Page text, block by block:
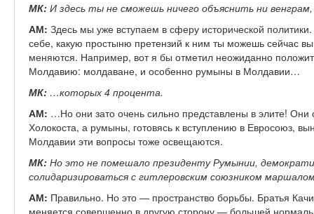
МК: И здесь ты не сможешь ничего объяснить ни
АМ: Здесь мы уже вступаем в сферу исторической
себе, какую простыню претензий к ним ты можешь сейчас
меняются. Например, вот я бы отметил неожиданно
Молдавию: молдаване, и особенно румыны в Молдавии…
МК: …которых 4 процента.
АМ: …Но они зато очень сильно представлены в элите!
Холокоста, а румыны, готовясь к вступлению в Евросоюз,
Молдавии эти вопросы тоже освещаются.
МК: Но это не помешало президенту Румынии,
солидаризироваться с гитлеровским союзником
АМ: Правильно. Но это — пространство борьбы. Братья
меняется совершенно в другую сторону — большей